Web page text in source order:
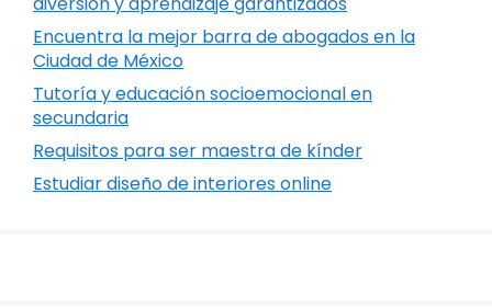
Encuentra la mejor barra de abogados en la
Ciudad de México
Tutoría y educación socioemocional en
secundaria
Requisitos para ser maestra de kínder
Estudiar diseño de interiores online